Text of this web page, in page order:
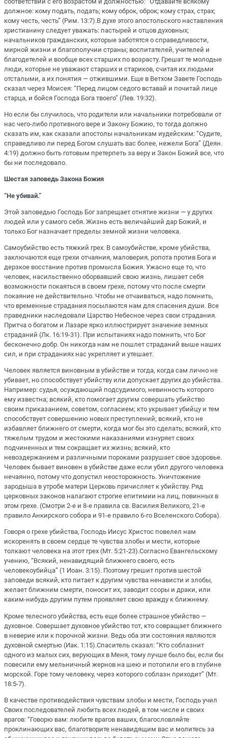
должное: кому подать, подать; кому оброк, оброк; кому страх, страх;
кому честь, честь” (Рим. 13:7).В духе этого апостольского наставления
христианину следует уважать: пастырей и отцов духовных;
начальников гражданских, которые заботятся о справедливости,
мирной жизни и благополучии страны; воспитателей, учителей и
благодетелей и вообще всех старших по возрасту. Грешат те молодые
люди, которые не уважают старших и стариков, считая их людьми
отсталыми, а их понятия — отжившими. Еще в Ветхом Завете Господь
сказал через Моисея: “Перед лицом седого вставай и почитай лице
старца, и бойся Господа Бога твоего” (Лев. 19:32).
Но если бы случилось, что родители или начальники потребовали от
нас чего-либо противного вере и Закону Божию, то тогда должно
сказать им, как сказали апостолы начальникам иудейским: “Судите,
справедливо ли перед Богом слушать вас более, нежели Бога” (Деян.
4:19) должно быть готовым претерпеть за веру и Закон Божий все, что
бы ни последовало.
Шестая заповедь Закона Божия
“Не убивай.”
Этой заповедью Господь Бог запрещает отнятие жизни — у других
людей или у самого себя. Жизнь есть величайший дар Божий, и
только Бог назначает пределы земной жизни человека.
Самоубийство есть тяжкий грех. В самоубийстве, кроме убийства,
заключаются еще грехи отчаяния, маловерия, ропота против Бога и
дерзкое восстание против промысла Божия. Ужасно еще то, что
человек, насильственно оборвавший свою жизнь, лишает себя
возможности покаяться в своем грехе, потому что после смерти
покаяние не действительно. Чтобы не отчаиваться, надо помнить,
что временные страдания посылаются нам для спасения души. Все
праведники наследовали Царство Небесное через свои страдания.
Притча о богатом и Лазаре ярко иллюстрирует значение земных
страданий (Лк. 16:19-31). При испытаниях надо помнить, что Бог
бесконечно добр. Он никогда нам не пошлет страданий выше наших
сил, и при страданиях нас укрепляет и утешает.
Человек является виновным в убийстве и тогда, когда сам лично не
убивает, но способствует убийству или допускает других до убийства.
Например: судья, осуждающий подсудимого, невинность которого
ему известна; всякий, кто помогает другим совершать убийство
своим приказанием, советом, согласием; кто укрывает убийцу и тем
способствует совершению новых преступлений; всякий, кто не
избавляет ближнего от смерти, когда мог бы это сделать; всякий, кто
тяжелым трудом и жестокими наказаниями изнуряет своих
подчиненных и тем сокращает их жизнь; всякий, кто
невоздержанием и различными пороками разрушает свое здоровье.
Человек бывает виновен в убийстве даже если убил другого человека
нечаянно, потому что допустил неосторожность. Уничтожение
зародыша в утробе матери Церковь причисляет к убийству. Ряд
церковных законов налагают строгие епитимии на лиц, повинных в
этом грехе. (Смотри 2-е и 8-е правила св. Василия Великого, 21-е
правило Анкирского собора и 91-е правило 6-го Вселенского Собора).
Говоря о грехе убийства, Господь Иисус Христос повелел нам
искоренять в своем сердце те чувства злобы и мести, которые
толкают человека на этот грех (Мт. 5:21-23).Согласно Евангельскому
учению, “Всякий, ненавидящий ближнего своего, есть
человекоубийца” (1 Иоан. 3:15). Поэтому грешит против шестой
заповеди всякий, кто питает к другим чувства ненависти и злобы,
желает ближним смерти, поносит их, заводит ссоры и драки, или
каким-нибудь другим путем проявляет свою вражду к ближнему.
Кроме телесного убийства, есть еще более страшное убийство —
духовное. Совершает духовное убийство тот, кто совращает ближнего
в неверие или к порочной жизни. Ведь оба эти состояния являются
духовной смертью (Иак. 1:15).Спаситель сказал: “Кто соблазнит
одного из малых сих, верующих в Меня, тому лучше было бы, если бы
повесили ему мельничный жернов на шею и потопили его в глубине
морской. Горе тому человеку, через которого соблазн приходит” (Мт.
18:5-7).
В качестве противодействия чувствам злобы и мести, Господь учил
Своих последователей любить всех людей, в том числе и своих
врагов: “Говорю вам: любите врагов ваших, благословляйте
проклинающих вас, благотворите ненавидящим вас и молитесь за